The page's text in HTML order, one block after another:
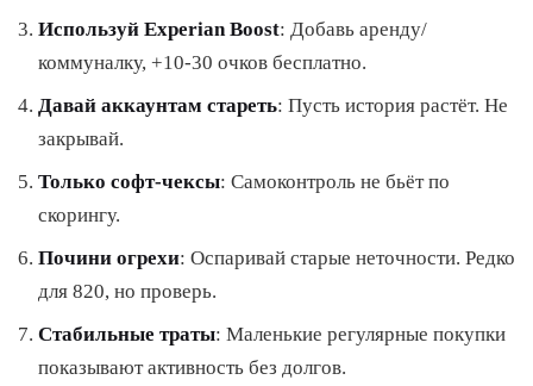
Используй Experian Boost: Добавь аренду/
коммуналку, +10-30 очков бесплатно.
Давай аккаунтам стареть: Пусть история растёт. Не
закрывай.
Только софт-чексы: Самоконтроль не бьёт по
скорингу.
Почини огрехи: Оспаривай старые неточности. Редко
для 820, но проверь.
Стабильные траты: Маленькие регулярные покупки
показывают активность без долгов.